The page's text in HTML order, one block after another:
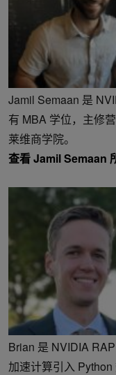
Jamil Semaan 是
有 MBA 学位，主修
莱维商学院。
查看 Jamil Semaan
Brian 是 NVIDIA
加速计算引入